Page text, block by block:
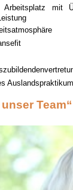
Arbeitsplatz mit
Team“